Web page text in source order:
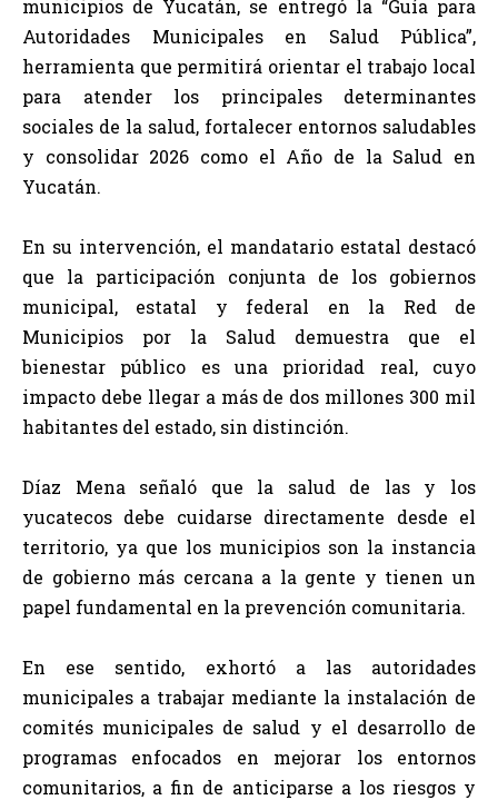
municipios de Yucatán, se entregó la “Guía para
Autoridades Municipales en Salud Pública”,
herramienta que permitirá orientar el trabajo local
para atender los principales determinantes
sociales de la salud, fortalecer entornos saludables
y consolidar 2026 como el Año de la Salud en
Yucatán.
En su intervención, el mandatario estatal destacó
que la participación conjunta de los gobiernos
municipal, estatal y federal en la Red de
Municipios por la Salud demuestra que el
bienestar público es una prioridad real, cuyo
impacto debe llegar a más de dos millones 300 mil
habitantes del estado, sin distinción.
Díaz Mena señaló que la salud de las y los
yucatecos debe cuidarse directamente desde el
territorio, ya que los municipios son la instancia
de gobierno más cercana a la gente y tienen un
papel fundamental en la prevención comunitaria.
En ese sentido, exhortó a las autoridades
municipales a trabajar mediante la instalación de
comités municipales de salud y el desarrollo de
programas enfocados en mejorar los entornos
comunitarios, a fin de anticiparse a los riesgos y